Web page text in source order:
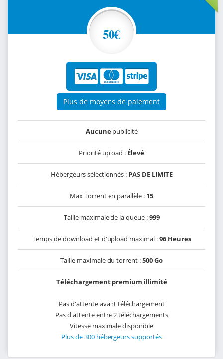
50€
Plus de moyens de paiement
Aucunepublicité
Priorité upload : Élevé
Hébergeurs sélectionnés : PAS DE LIMITE
Max Torrent en parallèle : 15
Taille maximale de la queue :999
Temps de download et d'upload maximal :96 Heures
Taille maximale du torrent :500 Go
Téléchargement premium illimité
Pas d'attente avant téléchargement
Pas d'attente entre 2 téléchargements
Vitesse maximale disponible
Plus de 300 hébergeurs supportés